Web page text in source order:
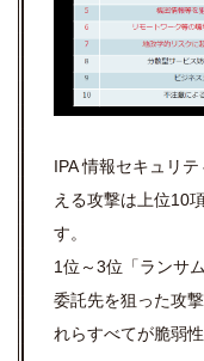
IPA 情報セキュリ
える攻撃は上位10
す。
1位～3位「ランサ
委託先を狙った攻
れらすべてが脆弱